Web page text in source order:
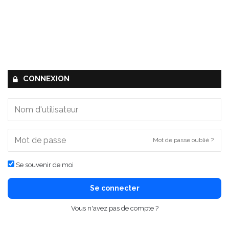
CONNEXION
Mot de passe oublié ?
Se souvenir de moi
Se connecter
Vous n'avez pas de compte ?